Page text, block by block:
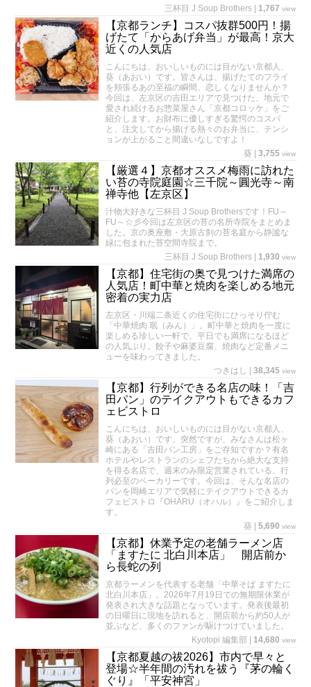
三杯目 J Soup Brothers
1,767 view
【京都ランチ】コスパ抜群500円！揚
げたて「からあげ弁当」が最高！京大
近くの人気店
こんにちは、おいしいものには目がない京都人、
葵（あおい）です。皆さんは、揚げたてのフライ
を頬張るあの至福の瞬間、恋しくなりませんか？
今回は、左京区の吉田エリアで見つけた、地元で
愛され続けるお惣菜屋さん「京都コロッケ」をご
紹介します。お財布に優しすぎる驚愕のコスパ
と、注文してから揚げる熱々のお弁当に、テンシ
ョンが上がること間違いなしですよ！
葵
3,755 view
【厳選４】京都オススメ梅雨に訪れた
い苔の寺院庭園☆三千院～圓光寺～南
禅寺他【左京区】
汁物大好きな三杯目 J Soup Brothersです！FU～
FU～☆彡今回は左京区の苔の名所寺院をまとめま
した。京の奥座敷・大原古刹の苔名庭から静謐な
緑に包まれた苔空間寺院まで。
三杯目 J Soup Brothers
1,930 view
【京都】住宅街の奥で見つけた満席の
人気店！町中華と焼肉を楽しめる地元
密着の実力店
左京区・川端二条近くの住宅街にひっそり佇む
「中華焼肉 珉（みん）」。町中華と焼肉を一度に
楽しめる珍しい一軒で、平日でも満席になるほど
の人気ぶり。餃子や麻婆豆腐、焼肉など定番メニ
ューを味わってきました。
つきはし
38,345 view
【京都】行列ができる名店の味！「吉
田パン」のテイクアウトもできるカフ
ェビストロ
こんにちは、おいしいものには目がない京都人、
葵（あおい）です。突然ですが、みなさんは松ヶ
崎にある「吉田パン工房」をご存知ですか？有名
ホテルやレストランのシェフたちから絶大な支持
を得る名店で、週末のみ限定営業されている、行
列必至のベーカリーです。今回は、そんな名店の
パンを岡崎エリアで気軽にテイクアウトできるカ
フェビストロ『OHARU（オハル）』をご紹介しま
す。
葵
5,690 view
【京都】休業予定の老舗ラーメン店
「ますたに 北白川本店」 開店前か
ら長蛇の列
京都ラーメンを代表する老舗「中華そば ますたに
北白川本店」。2026年7月19日での無期限休業が
発表され大きな話題となっています。発表後最初
の日曜日に現地を訪れると、開店前から約50人が
並ぶなど、多くのファンが駆けつけていました。
Kyotopi 編集部
14,680 view
【京都夏越の祓2026】市内で早々と
登場☆半年間の汚れを祓う『茅の輪く
ぐり』「平安神宮」